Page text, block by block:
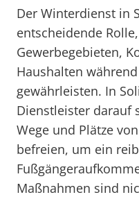
Der Winterdienst in
entscheidende
Gewerbegebieten,
Haushalten
gewährleisten. In
Dienstleister darauf
Wege und Plätze
befreien, um ein
Maßnahmen sind